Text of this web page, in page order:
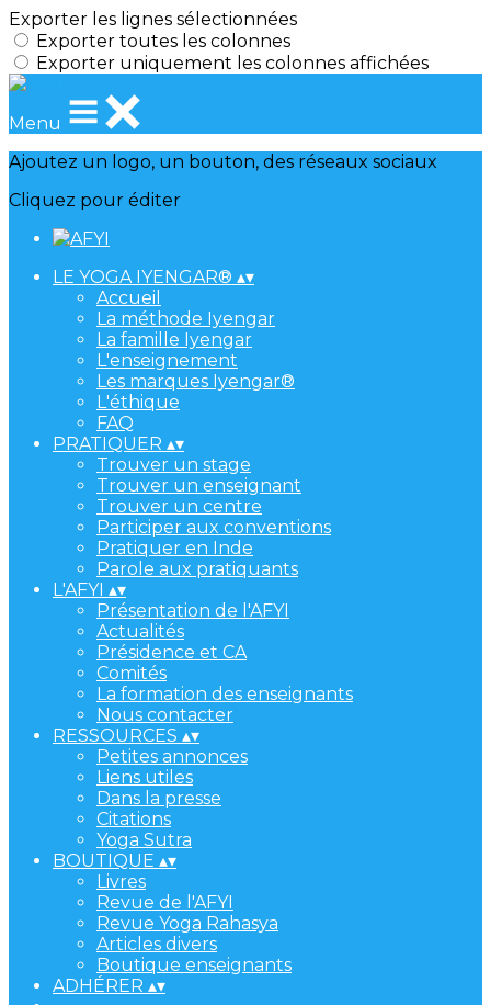
Exporter les lignes sélectionnées
Exporter toutes les colonnes
Exporter uniquement les colonnes affichées
Menu
Ajoutez un logo, un bouton, des réseaux sociaux
Cliquez pour éditer
LE YOGA IYENGAR® ▴▾
Accueil
La méthode Iyengar
La famille Iyengar
L'enseignement
Les marques Iyengar®
L'éthique
FAQ
PRATIQUER ▴▾
Trouver un stage
Trouver un enseignant
Trouver un centre
Participer aux conventions
Pratiquer en Inde
Parole aux pratiquants
L'AFYI ▴▾
Présentation de l'AFYI
Actualités
Présidence et CA
Comités
La formation des enseignants
Nous contacter
RESSOURCES ▴▾
Petites annonces
Liens utiles
Dans la presse
Citations
Yoga Sutra
BOUTIQUE ▴▾
Livres
Revue de l'AFYI
Revue Yoga Rahasya
Articles divers
Boutique enseignants
ADHÉRER ▴▾